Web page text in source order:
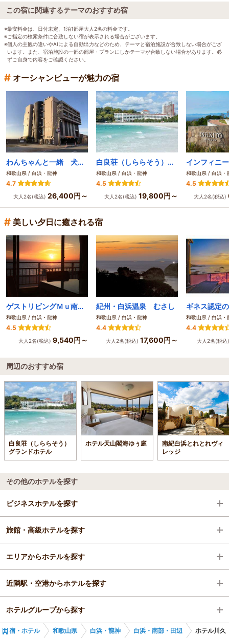
この宿に関連するテーマのおすすめ宿
※最安料金は、日付未定、1泊1部屋大人2名の料金です。
※ご指定の検索条件に合致しない宿が表示される場合がございます。
※個人の主観の違いやAIによる自動出力などのため、テーマと宿泊施設が合致しない場合がござ
います。また、宿泊施設の一部の部屋・プランにしかテーマが合致しない場合があります。必
ずご自身で内容をご確認ください。
# オーシャンビューが魅力の宿
わんちゃんと一緒 犬御殿
和歌山県 / 白浜・龍神
4.7
大人2名(税込) 26,400円～
白良荘（しららそう）グランドホテル
和歌山県 / 白浜・龍神
4.5
大人2名(税込) 19,800円～
和歌山県 / 白浜・
4.5
大人2名(税込)
# 美しい夕日に癒される宿
ゲストリビングＭｕ南紀白浜
和歌山県 / 白浜・龍神
4.5
大人2名(税込) 9,540円～
紀州・白浜温泉 むさし
和歌山県 / 白浜・龍神
4.4
大人2名(税込) 17,600円～
和歌山県 / 白浜・
4.4
大人2名(税
周辺のおすすめ宿
白良荘（しららそう）
グランドホテル
ホテル天山閣海ゆぅ庭
南紀白浜とれとれヴィ
レッジ
その他のホテルを探す
ビジネスホテルを探す
和歌山県
白浜・龍神
白浜・南部・田辺
旅館・高級ホテルを探す
和歌山県
エリアからホテルを探す
和歌山県
白浜・龍神
近隣駅・空港からホテルを探す
白浜駅
ホテルグループから探す
宿・ホテル 和歌山県 白浜・龍神 白浜・南部・田辺 ホテル川久